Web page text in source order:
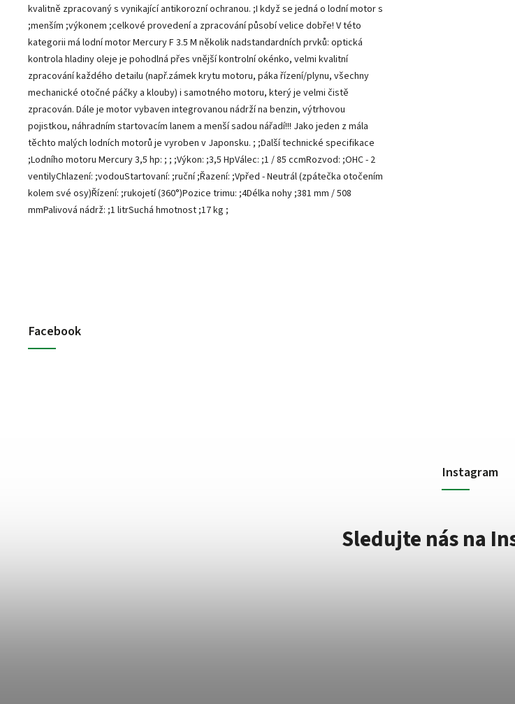
kvalitně zpracovaný s vynikající antikorozní ochranou. ;I když se jedná o lodní motor s
;menším ;výkonem ;celkové provedení a zpracování působí velice dobře! V této
kategorii má lodní motor Mercury F 3.5 M několik nadstandardních prvků: optická
kontrola hladiny oleje je pohodlná přes vnější kontrolní okénko, velmi kvalitní
zpracování každého detailu (např.zámek krytu motoru, páka řízení/plynu, všechny
mechanické otočné páčky a klouby) i samotného motoru, který je velmi čistě
zpracován. Dále je motor vybaven integrovanou nádrží na benzin, výtrhovou
pojistkou, náhradním startovacím lanem a menší sadou nářadí!!! Jako jeden z mála
těchto malých lodních motorů je vyroben v Japonsku. ; ;Další technické specifikace
;Lodního motoru Mercury 3,5 hp: ; ; ;Výkon: ;3,5 HpVálec: ;1 / 85 ccmRozvod: ;OHC - 2
ventilyChlazení: ;vodouStartovaní: ;ruční ;Řazení: ;Vpřed - Neutrál (zpátečka otočením
kolem své osy)Řízení: ;rukojetí (360°)Pozice trimu: ;4Délka nohy ;381 mm / 508
mmPalivová nádrž: ;1 litrSuchá hmotnost ;17 kg ;
Facebook
Instagram
Sledujte nás na